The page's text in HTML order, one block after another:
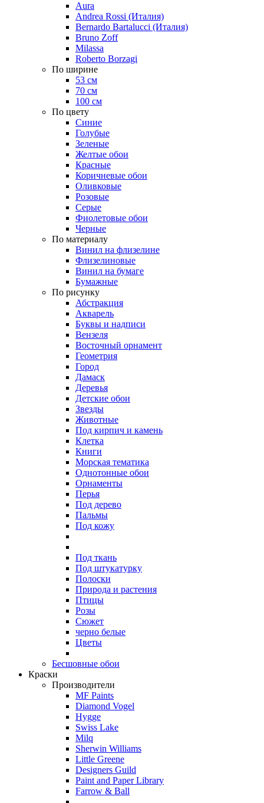
Aura
Andrea Rossi (Италия)
Bernardo Bartalucci (Италия)
Bruno Zoff
Milassa
Roberto Borzagi
По ширине
53 см
70 см
100 см
По цвету
Синие
Голубые
Зеленые
Желтые обои
Красные
Коричневые обои
Оливковые
Розовые
Серые
Фиолетовые обои
Черные
По материалу
Винил на флизелине
Флизелиновые
Винил на бумаге
Бумажные
По рисунку
Абстракция
Акварель
Буквы и надписи
Вензеля
Восточный орнамент
Геометрия
Город
Дамаск
Деревья
Детские обои
Звезды
Животные
Под кирпич и камень
Клетка
Книги
Морская тематика
Однотонные обои
Орнаменты
Перья
Под дерево
Пальмы
Под кожу
Под ткань
Под штукатурку
Полоски
Природа и растения
Птицы
Розы
Сюжет
черно белые
Цветы
Бесшовные обои
Краски
Производители
MF Paints
Diamond Vogel
Hygge
Swiss Lake
Milq
Sherwin Williams
Little Greene
Designers Guild
Paint and Paper Library
Farrow & Ball